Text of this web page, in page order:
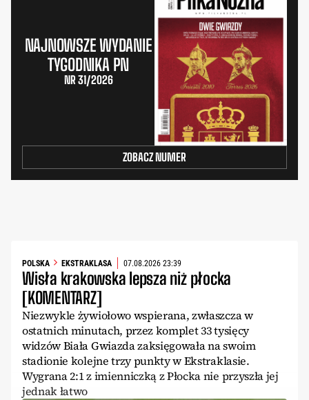
NAJNOWSZE WYDANIE
TYGODNIKA PN
NR 31/2026
ZOBACZ NUMER
POLSKA EKSTRAKLASA 07.08.2026 23:39
Wisła krakowska lepsza niż płocka
[KOMENTARZ]
Niezwykle żywiołowo wspierana, zwłaszcza w
ostatnich minutach, przez komplet 33 tysięcy
widzów Biała Gwiazda zaksięgowała na swoim
stadionie kolejne trzy punkty w Ekstraklasie.
Wygrana 2:1 z imienniczką z Płocka nie przyszła jej
jednak łatwo